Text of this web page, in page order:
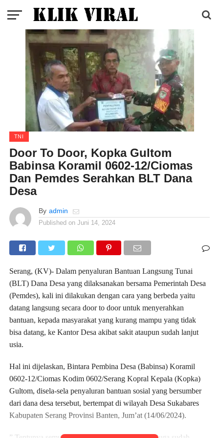
TNI
Door To Door, Kopka Gultom
Babinsa Koramil 0602-12/Ciomas
Dan Pemdes Serahkan BLT Dana
Desa
By admin
Published on Juni 14, 2024
Serang, (KV)- Dalam penyaluran Bantuan Langsung Tunai
(BLT) Dana Desa yang dilaksanakan bersama Pemerintah Desa
(Pemdes), kali ini dilakukan dengan cara yang berbeda yaitu
datang langsung secara door to door untuk menyerahkan
bantuan, kepada masyarakat yang kurang mampu yang tidak
bisa datang, ke Kantor Desa akibat sakit ataupun sudah lanjut
usia.
Hal ini dijelaskan, Bintara Pembina Desa (Babinsa) Koramil
0602-12/Ciomas Kodim 0602/Serang Kopral Kepala (Kopka)
Gultom, disela-sela penyaluran bantuan sosial yang bersumber
dari dana desa tersebut, bertempat di wilayah Desa Sukabares
Kabupaten Serang Provinsi Banten, Jum’at (14/06/2024).